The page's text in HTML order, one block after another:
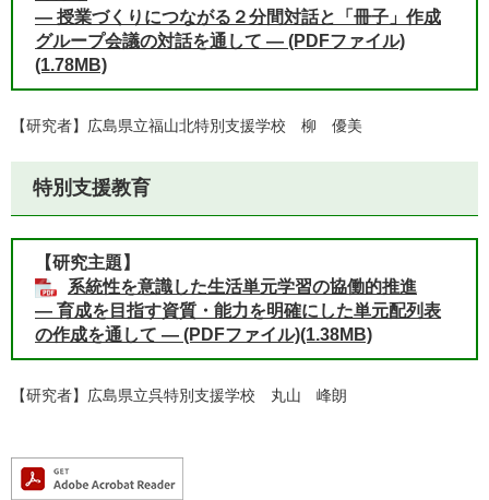
― 授業づくりにつながる２分間対話と「冊子」作成
グループ会議の対話を通して ― (PDFファイル)
(1.78MB)
【研究者】広島県立福山北特別支援学校 柳 優美
特別支援教育
【研究主題】
系統性を意識した生活単元学習の協働的推進
― 育成を目指す資質・能力を明確にした単元配列表
の作成を通して ― (PDFファイル)(1.38MB)
【研究者】広島県立呉特別支援学校 丸山 峰朗